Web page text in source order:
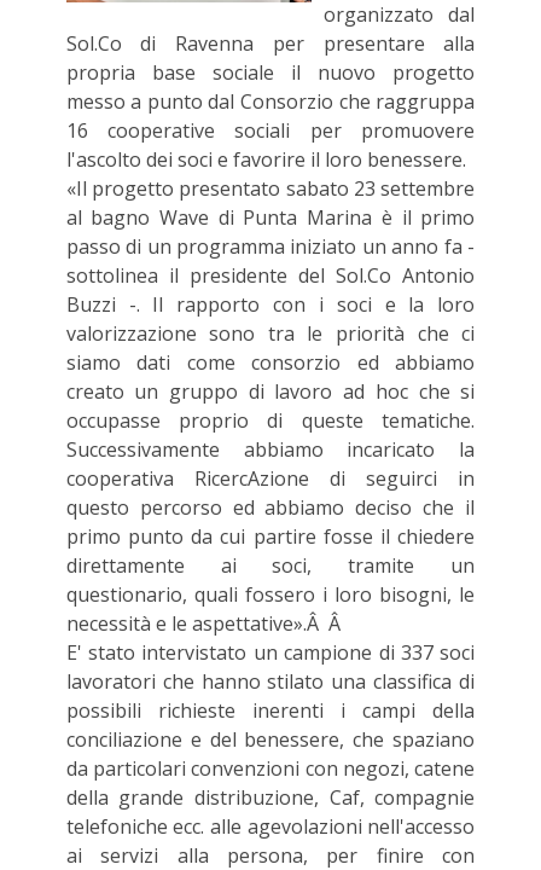
organizzato dal
Sol.Co di Ravenna per presentare alla
propria base sociale il nuovo progetto
messo a punto dal Consorzio che raggruppa
16 cooperative sociali per promuovere
l'ascolto dei soci e favorire il loro benessere.
«Il progetto presentato sabato 23 settembre
al bagno Wave di Punta Marina è il primo
passo di un programma iniziato un anno fa -
sottolinea il presidente del Sol.Co Antonio
Buzzi -. Il rapporto con i soci e la loro
valorizzazione sono tra le priorità che ci
siamo dati come consorzio ed abbiamo
creato un gruppo di lavoro ad hoc che si
occupasse proprio di queste tematiche.
Successivamente abbiamo incaricato la
cooperativa RicercAzione di seguirci in
questo percorso ed abbiamo deciso che il
primo punto da cui partire fosse il chiedere
direttamente ai soci, tramite un
questionario, quali fossero i loro bisogni, le
necessità e le aspettative».Â Â
E' stato intervistato un campione di 337 soci
lavoratori che hanno stilato una classifica di
possibili richieste inerenti i campi della
conciliazione e del benessere, che spaziano
da particolari convenzioni con negozi, catene
della grande distribuzione, Caf, compagnie
telefoniche ecc. alle agevolazioni nell'accesso
ai servizi alla persona, per finire con